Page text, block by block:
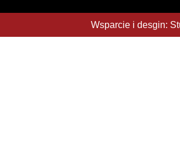
Wsparcie i desgin: